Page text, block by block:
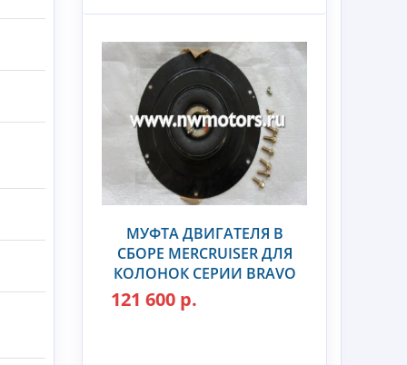
МУФТА ДВИГАТЕЛЯ В
СБОРЕ MERCRUISER ДЛЯ
КОЛОНОК СЕРИИ BRAVO
121 600 р.